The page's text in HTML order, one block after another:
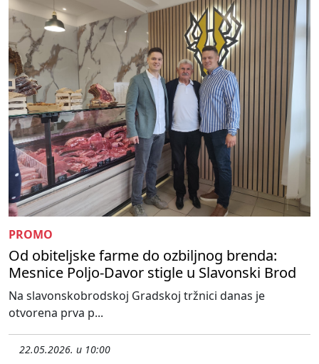
PROMO
Od obiteljske farme do ozbiljnog brenda:
Mesnice Poljo-Davor stigle u Slavonski Brod
Na slavonskobrodskoj Gradskoj tržnici danas je
otvorena prva p...
22.05.2026. u 10:00